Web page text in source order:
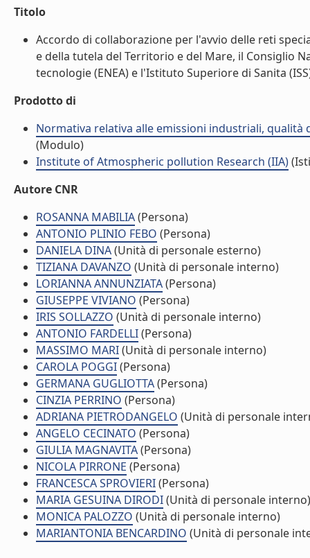
Titolo
Accordo di collaborazione per l'avvio delle reti
e della tutela del Territorio e del Mare, il Consiglio
tecnologie (ENEA) e l'Istituto Superiore di Sanita
Prodotto di
Normativa relativa alle emissioni industriali, qualità
(Modulo)
Institute of Atmospheric pollution Research (IIA)
Autore CNR
ROSANNA MABILIA(Persona)
ANTONIO PLINIO FEBO (Persona)
DANIELA DINA(Unità di personale esterno)
TIZIANA DAVANZO (Unità di personale interno)
LORIANNA ANNUNZIATA(Persona)
GIUSEPPE VIVIANO (Persona)
IRIS SOLLAZZO (Unità di personale interno)
ANTONIO FARDELLI(Persona)
MASSIMO MARI(Unità di personale interno)
CAROLA POGGI(Persona)
GERMANA GUGLIOTTA(Persona)
CINZIA PERRINO (Persona)
ADRIANA PIETRODANGELO (Unità di personale
ANGELO CECINATO (Persona)
GIULIA MAGNAVITA(Persona)
NICOLA PIRRONE (Persona)
FRANCESCA SPROVIERI(Persona)
MARIA GESUINA DIRODI(Unità di personale interno)
MONICA PALOZZO (Unità di personale interno)
MARIANTONIA BENCARDINO (Unità di personale